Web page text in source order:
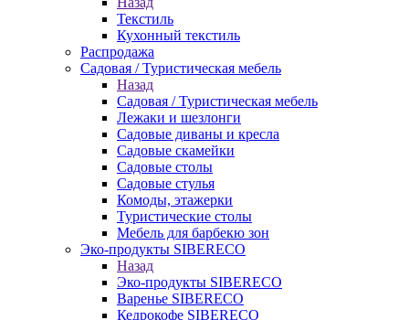
Текстиль
Кухонный текстиль
Распродажа
Садовая / Туристическая мебель
Назад
Садовая / Туристическая мебель
Лежаки и шезлонги
Садовые диваны и кресла
Садовые скамейки
Садовые столы
Садовые стулья
Комоды, этажерки
Туристические столы
Мебель для барбекю зон
Эко-продукты SIBERECO
Назад
Эко-продукты SIBERECO
Варенье SIBERECO
Кедрокофе SIBERECO